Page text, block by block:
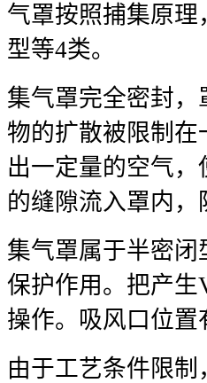
气罩按照捕集原
型等4类。
集气罩完全密封
物的扩散被限制
出一定量的空气
的缝隙流入罩内，
集气罩属于半密
保护作用。把产生
操作。吸风口位
由于工艺条件限